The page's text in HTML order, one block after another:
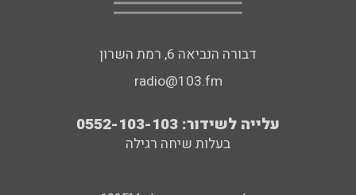
דבורה הנביאה 6, רמת השרון
radio@103.fm
עלייה לשידור: 0552-103-103
בעלות שיחה רגילה